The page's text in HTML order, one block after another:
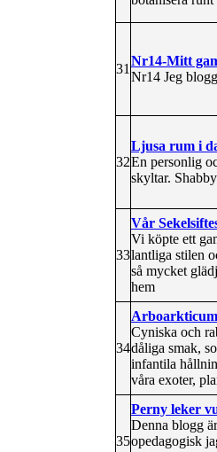
31
Nr14-Mitt
Nr14 Jeg
32
Ljusa rum i
En personlig
skyltar.
33
Vår
Vi köpte ett
lantliga stilen
så mycket
hem
34
Arboarkticum
Cyniska och
dåliga smak,
infantila
våra exoter,
35
Perny leker
Denna blogg
opedagogisk